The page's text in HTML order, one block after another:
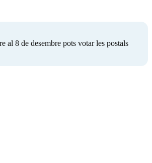
al 8 de desembre pots votar les postals